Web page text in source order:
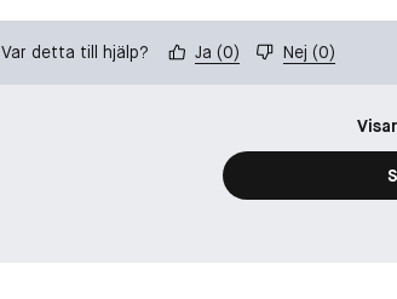
Var detta till hjälp? Ja (0) Nej (0)